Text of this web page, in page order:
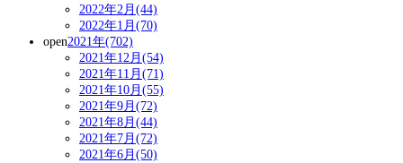
2022年2月(44)
2022年1月(70)
open2021年(702)
2021年12月(54)
2021年11月(71)
2021年10月(55)
2021年9月(72)
2021年8月(44)
2021年7月(72)
2021年6月(50)